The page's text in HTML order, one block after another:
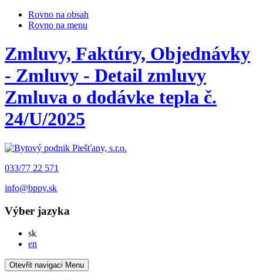
Rovno na obsah
Rovno na menu
Zmluvy, Faktúry, Objednávky
- Zmluvy - Detail zmluvy
Zmluva o dodávke tepla č.
24/U/2025
033/77 22 571
info@bppy.sk
Výber jazyka
skSlovensky
en
Otevřit navigaci Menu